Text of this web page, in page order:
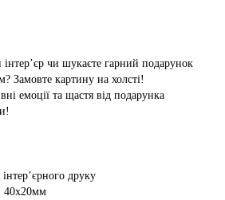
інтер’єр чи шукаєте гарний подарунок
Замовте картину на холсті!
емоції та щастя від подарунка
друку
40х20мм